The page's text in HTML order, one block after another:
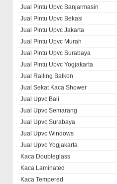
Jual Pintu Upvc Banjarmasin
Jual Pintu Upvc Bekasi
Jual Pintu Upvc Jakarta
Jual Pintu Upvc Murah
Jual Pintu Upvc Surabaya
Jual Pintu Upvc Yogjakarta
Jual Railing Balkon
Jual Sekat Kaca Shower
Jual Upvc Bali
Jual Upvc Semarang
Jual Upvc Surabaya
Jual Upvc Windows
Jual Upvc Yogjakarta
Kaca Doubleglass
Kaca Laminated
Kaca Tempered